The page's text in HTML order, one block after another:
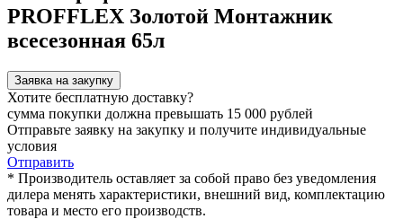
PROFFLEX Золотой Монтажник
всесезонная 65л
Заявка на закупку
Хотите бесплатную доставку?
сумма покупки должна превышать 15 000 рублей
Отправьте заявку на закупку и получите индивидуальные
условия
Отправить
* Производитель оставляет за собой право без уведомления
дилера менять характеристики, внешний вид, комплектацию
товара и место его производств.